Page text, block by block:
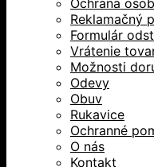
Reklamačný
Formulár
Vrátenie
Možnosti
Odevy
Obuv
Rukavice
Ochranné
O nás
Kontakt